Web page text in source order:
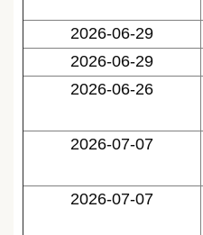
2026-06-29
2026-06-29
2026-06-26
2026-07-07
2026-07-07